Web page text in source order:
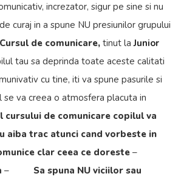
increzator, sigur pe sine si nu
curaj in a spune NU presiunilor grupului
Cursul de comunicare, tinut laJunior
tau sa deprinda toate aceste calitati
cu tine, iti va spune pasurile si
va creea o atmosfera placuta in
cursului de comunicare copilul va
aiba trac atunci cand vorbeste in
clar ceea ce doreste –
– Sa spuna NU viciilor sau